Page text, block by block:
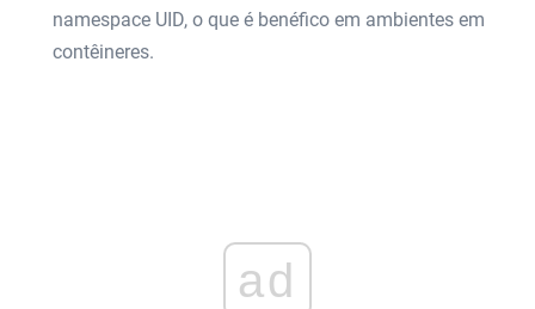
namespace UID, o que é benéfico em ambientes em
contêineres.
ad